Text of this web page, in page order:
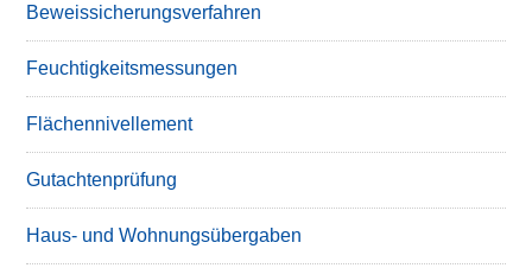
Beweissicherungsverfahren
Feuchtigkeitsmessungen
Flächennivellement
Gutachtenprüfung
Haus- und Wohnungsübergaben